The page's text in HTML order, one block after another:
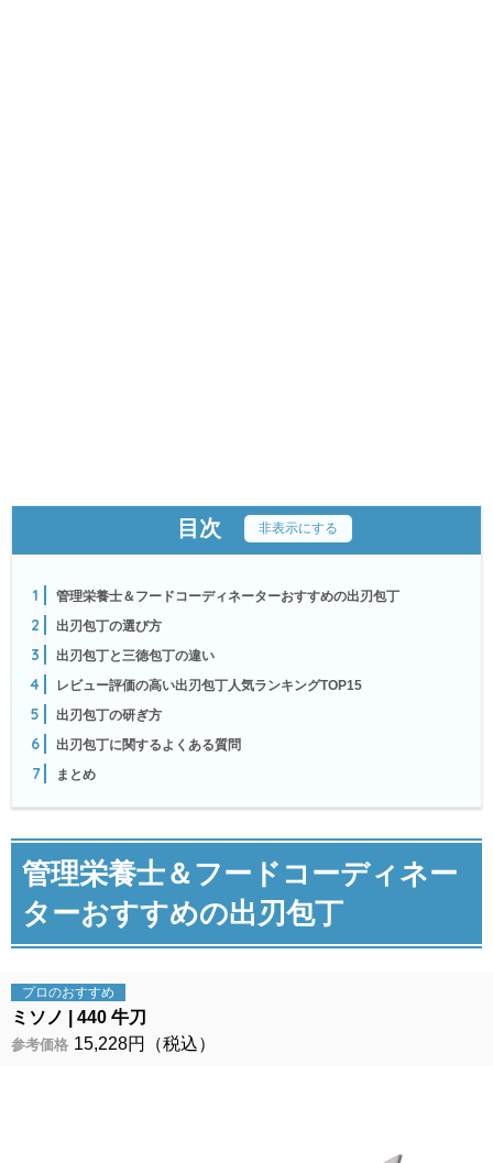
目次 非表示にする
1 管理栄養士＆フードコーディネーターおすすめの出刃包丁
2 出刃包丁の選び方
3 出刃包丁と三徳包丁の違い
4 レビュー評価の高い出刃包丁人気ランキングTOP15
5 出刃包丁の研ぎ方
6 出刃包丁に関するよくある質問
7 まとめ
管理栄養士＆フードコーディネー
ターおすすめの出刃包丁
プロのおすすめ
ミソノ 440 牛刀
参考価格 15,228円（税込）